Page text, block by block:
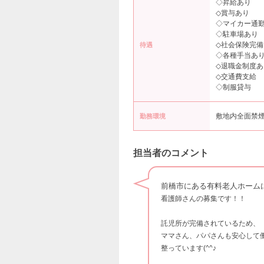
待遇
◇昇給あり
◇賞与あり
◇マイカー通
◇駐車場あり
◇社会保険完備
◇各種手当あり
◇退職金制度あ
◇交通費支給
◇制服貸与
勤務環境 敷地内全面禁煙
担当者のコメント
前橋市にある有料老人ホーム
看護師さんの募集です！！
託児所が完備されているため、
ママさん、パパさんも安心して
整っています(^^♪